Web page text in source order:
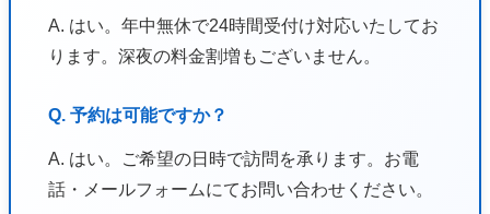
A. はい。年中無休で24時間受付け対応いたしてお
ります。深夜の料金割増もございません。
Q. 予約は可能ですか？
A. はい。ご希望の日時で訪問を承ります。お電
話・メールフォームにてお問い合わせください。